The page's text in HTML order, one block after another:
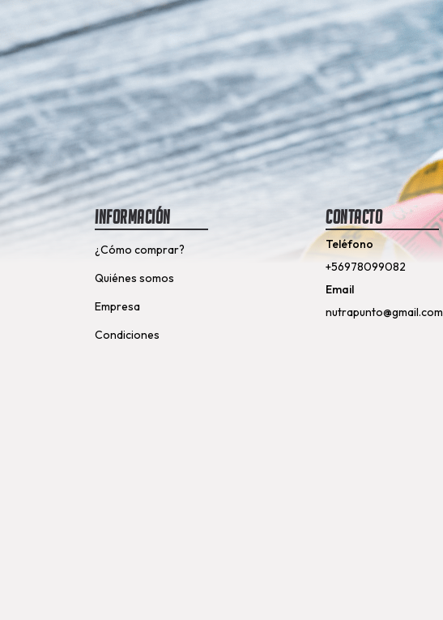
Información
¿Cómo comprar?
Quiénes somos
Empresa
Condiciones
Contacto
Teléfono
+56978099082
Email
nutrapunto@gmail.com